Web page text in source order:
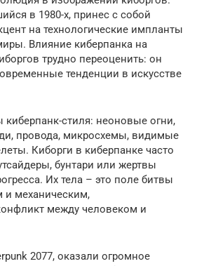
в 1980-х, принес с собой
на технологические импланты
Влияние киберпанка на
трудно переоценить: он
тенденции в искусстве
стиля: неоновые огни,
провода, микросхемы, видимые
Киборги в киберпанке часто
бунтари или жертвы
Их тела – это поле битвы
и механическим,
между человеком и
2077, оказали огромное